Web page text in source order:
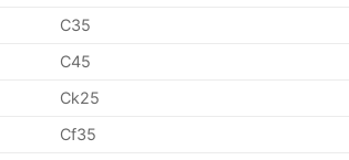
C35
C45
Ck25
Cf35